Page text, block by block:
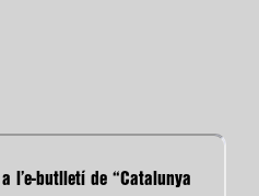
l’e-butlletí de “Catalunya